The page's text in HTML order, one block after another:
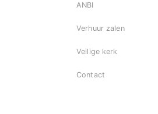
ANBI
Verhuur zalen
Veilige kerk
Contact